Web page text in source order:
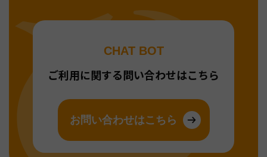
CHAT BOT
ご利用に関する問い合わせはこちら
お問い合わせはこちら